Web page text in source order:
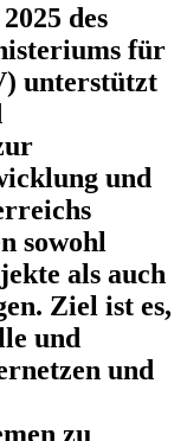
des
für
unterstützt
und
sowohl
als auch
Ziel ist es,
und
und
zu